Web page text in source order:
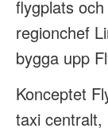
flygplats
regionchef
bygga upp
Konceptet
taxi centralt,